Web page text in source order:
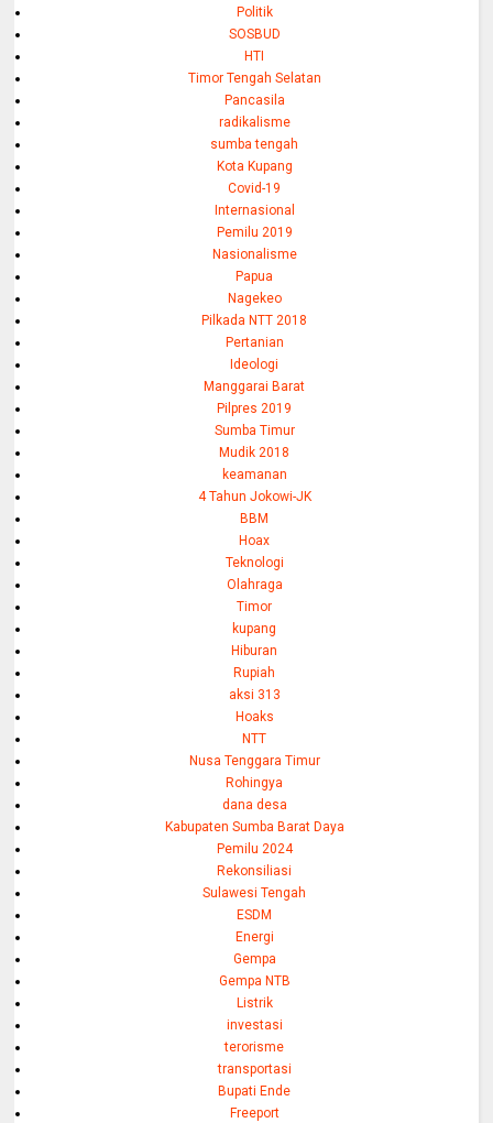
Politik
SOSBUD
HTI
Timor Tengah Selatan
Pancasila
radikalisme
sumba tengah
Kota Kupang
Covid-19
Internasional
Pemilu 2019
Nasionalisme
Papua
Nagekeo
Pilkada NTT 2018
Pertanian
Ideologi
Manggarai Barat
Pilpres 2019
Sumba Timur
Mudik 2018
keamanan
4 Tahun Jokowi-JK
BBM
Hoax
Teknologi
Olahraga
Timor
kupang
Hiburan
Rupiah
aksi 313
Hoaks
NTT
Nusa Tenggara Timur
Rohingya
dana desa
Kabupaten Sumba Barat Daya
Pemilu 2024
Rekonsiliasi
Sulawesi Tengah
ESDM
Energi
Gempa
Gempa NTB
Listrik
investasi
terorisme
transportasi
Bupati Ende
Freeport